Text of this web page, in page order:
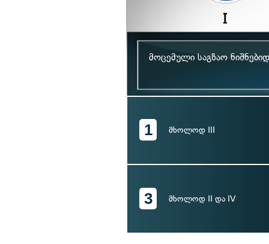
მოცემული საგზაო
1 მხოლოდ III
3 მხოლოდ II და IV